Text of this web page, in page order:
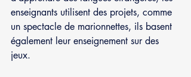
enseignants utilisent des projets, comme
un spectacle de marionnettes, ils basent
également leur enseignement sur des
jeux.